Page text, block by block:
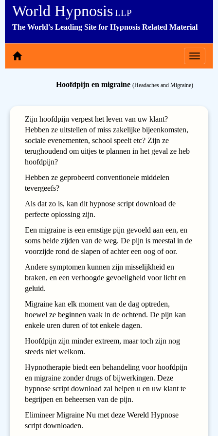
World HypnosisLLP
The World's Leading Site for Hypnosis Related Material
Toggle
Hoofdpijn en migraine (Headaches and Migraine)
Zijn hoofdpijn verpest het leven van uw klant?
Hebben ze uitstellen of miss zakelijke bijeenkomsten,
sociale evenementen, school speelt etc? Zijn ze
terughoudend om uitjes te plannen in het geval ze heb
hoofdpijn?
Hebben ze geprobeerd conventionele middelen
tevergeefs?
Als dat zo is, kan dit hypnose script download de
perfecte oplossing zijn.
Een migraine is een ernstige pijn gevoeld aan een, en
soms beide zijden van de weg. De pijn is meestal in de
voorzijde rond de slapen of achter een oog of oor.
Andere symptomen kunnen zijn misselijkheid en
braken, en een verhoogde gevoeligheid voor licht en
geluid.
Migraine kan elk moment van de dag optreden,
hoewel ze beginnen vaak in de ochtend. De pijn kan
enkele uren duren of tot enkele dagen.
Hoofdpijn zijn minder extreem, maar toch zijn nog
steeds niet welkom.
Hypnotherapie biedt een behandeling voor hoofdpijn
en migraine zonder drugs of bijwerkingen. Deze
hypnose script download zal helpen u en uw klant te
begrijpen en beheersen van de pijn.
Elimineer Migraine Nu met deze Wereld Hypnose
script downloaden.